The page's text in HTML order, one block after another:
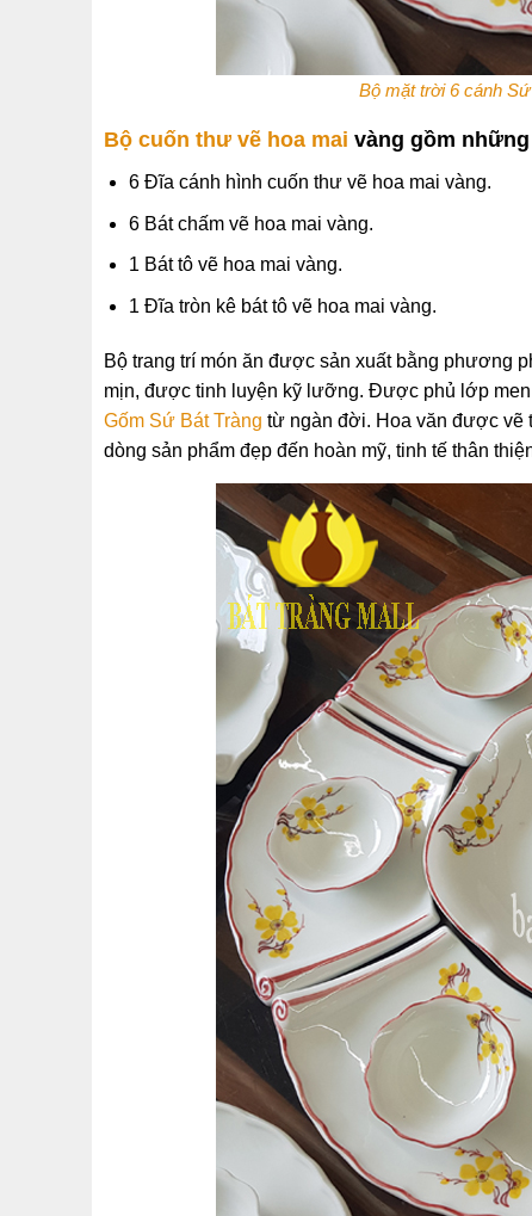
Bộ mặt trời 6 cánh
Bộ cuốn thư vẽ hoa mai vàng gồm
6 Đĩa cánh hình cuốn thư vẽ hoa mai vàng.
6 Bát chấm vẽ hoa mai vàng.
1 Bát tô vẽ hoa mai vàng.
1 Đĩa tròn kê bát tô vẽ hoa mai vàng.
Bộ trang trí món ăn được sản xuất bằng phương
mịn, được tinh luyện kỹ lưỡng. Được phủ lớp
Gốm Sứ Bát Tràng từ ngàn đời. Hoa văn được vẽ
dòng sản phẩm đẹp đến hoàn mỹ, tinh tế thân